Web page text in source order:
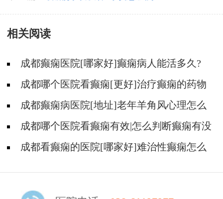
相关阅读
成都癫痫医院[哪家好]癫痫病人能活多久?
成都哪个医院看癫痫[更好]治疗癫痫的药物
不良反应是什么?
成都癫痫病医院[地址]老年羊角风心理怎么
调整?成都哪个医院看癫痫有效|怎么判断癫痫有没
有发作?
成都看癫痫的医院[哪家好]难治性癫痫怎么